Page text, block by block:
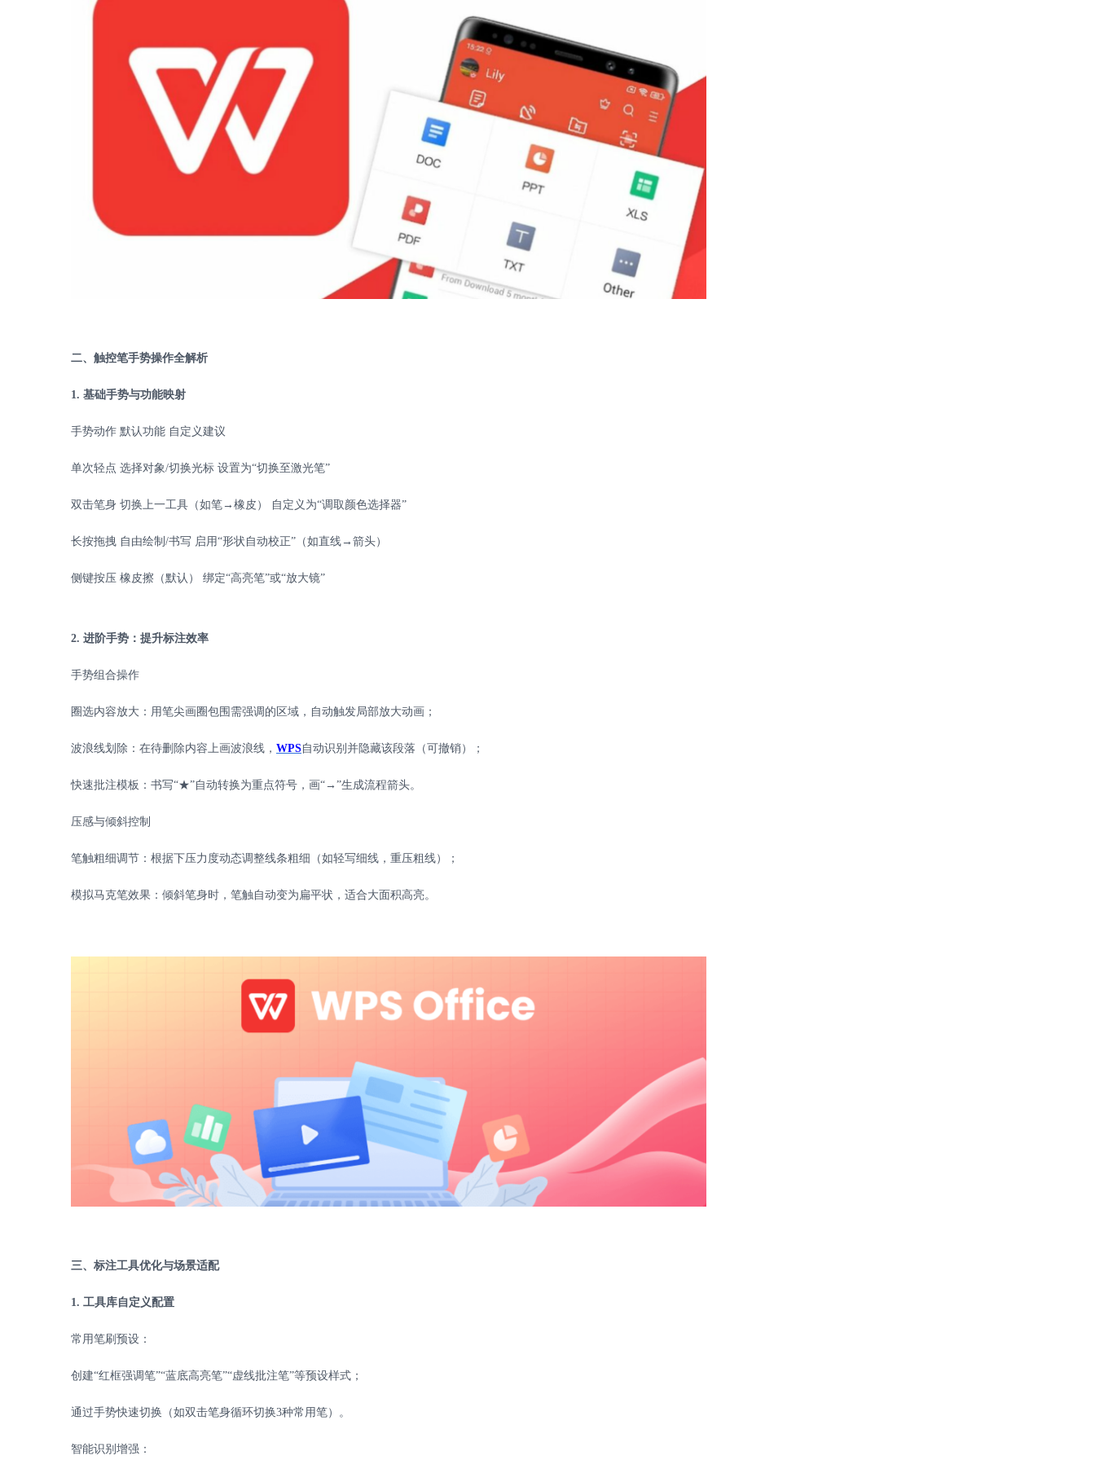
二、触控笔手势操作全解析
1. 基础手势与功能映射
手势动作 默认功能 自定义建议
单次轻点 选择对象/切换光标 设置为“切换至激光笔”
双击笔身 切换上一工具（如笔→橡皮） 自定义为“调取颜色选择器”
长按拖拽 自由绘制 /书写 启用“形状自动校正”（如直线→箭头）
侧键按压 橡皮擦（默认） 绑定“高亮笔”或“放大镜”
2. 进阶手势：提升标注效率
手势组合操作
圈选内容放大：用笔尖画圈包围需强调的区域，自动触发局部放大动画；
波浪线划除：在待删除内容上画波浪线， WPS自动识别并隐藏该段落（可撤销）；
快速批注模板：书写“★”自动转换为重点符号，画“→”生成流程箭头。
压感与倾斜控制
笔触粗细调节：根据下压力度动态调整线条粗细（如轻写细线，重压粗线）；
模拟马克笔效果：倾斜笔身时，笔触自动变为扁平状，适合大面积高亮。
三、标注工具优化与场景适配
1. 工具库自定义配置
常用笔刷预设：
创建“红框强调笔”“蓝底高亮笔”“虚线批注笔”等预设样式；
通过手势快速切换（如双击笔身循环切换3种常用笔）。
智能识别增强：